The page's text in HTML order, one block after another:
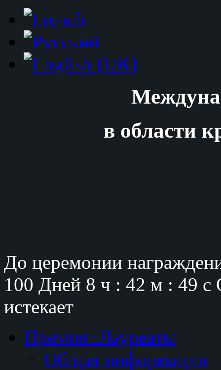
в области
До церемонии
100 Дней 8 ч : 42 м : 48 с
истекает
Премия::Лауреаты
Общая информация